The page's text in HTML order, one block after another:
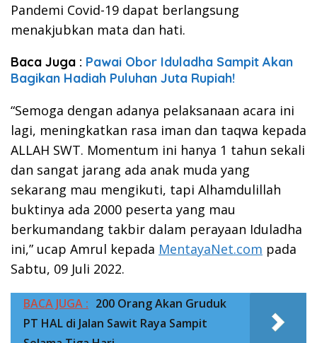
Pandemi Covid-19 dapat berlangsung
menakjubkan mata dan hati.
Baca Juga : Pawai Obor Iduladha Sampit Akan
Bagikan Hadiah Puluhan Juta Rupiah!
“Semoga dengan adanya pelaksanaan acara ini
lagi, meningkatkan rasa iman dan taqwa kepada
ALLAH SWT. Momentum ini hanya 1 tahun sekali
dan sangat jarang ada anak muda yang
sekarang mau mengikuti, tapi Alhamdulillah
buktinya ada 2000 peserta yang mau
berkumandang takbir dalam perayaan Iduladha
ini,” ucap Amrul kepada MentayaNet.com pada
Sabtu, 09 Juli 2022.
BACA JUGA : 200 Orang Akan Gruduk
PT HAL di Jalan Sawit Raya Sampit